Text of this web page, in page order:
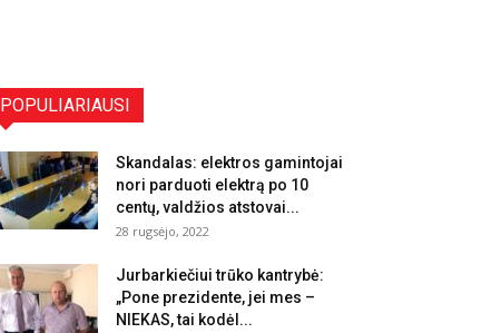
POPULIARIAUSI
Skandalas: elektros gamintojai
nori parduoti elektrą po 10
centų, valdžios atstovai...
28 rugsėjo, 2022
Jurbarkiečiui trūko kantrybė:
„Pone prezidente, jei mes –
NIEKAS, tai kodėl...